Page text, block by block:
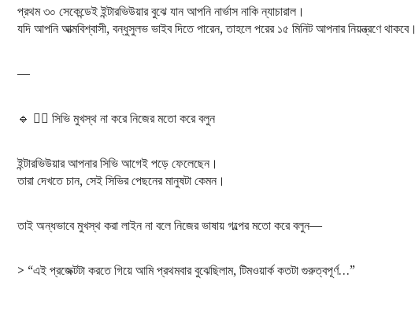
প্রথম ৩০ সেকেন্ডেই ইন্টারভিউয়ার বুঝে যান আপনি নার্ভাস নাকি ন্যাচারাল।
যদি আপনি আত্মবিশ্বাসী, বন্ধুসুলভ ভাইব দিতে পারেন, তাহলে পরের ১৫ মিনিট আপনার নিয়ন্ত্রণে থাকবে।
—
🔹 ২️⃣ সিভি মুখস্থ না করে নিজের মতো করে বলুন
ইন্টারভিউয়ার আপনার সিভি আগেই পড়ে ফেলেছেন।
তারা দেখতে চান, সেই সিভির পেছনের মানুষটা কেমন।
তাই অন্ধভাবে মুখস্থ করা লাইন না বলে নিজের ভাষায় গল্পের মতো করে বলুন—
> “এই প্রজেক্টটা করতে গিয়ে আমি প্রথমবার বুঝেছিলাম, টিমওয়ার্ক কতটা গুরুত্বপূর্ণ…”